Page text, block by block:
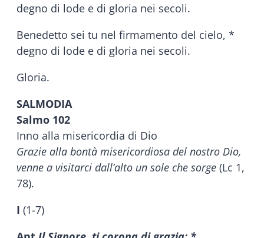
degno di lode e di gloria nei secoli.
Benedetto sei tu nel firmamento del cielo, *
degno di lode e di gloria nei secoli.
Gloria.
SALMODIA
Salmo 102
Inno alla misericordia di Dio
Grazie alla bontà misericordiosa del nostro Dio,
venne a visitarci dall’alto un sole che sorge (Lc 1,
78).
I (1-7)